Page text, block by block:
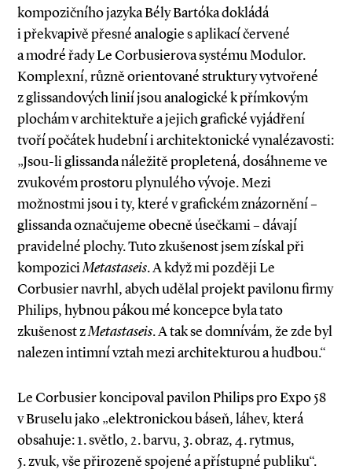
kompozičního jazyka Bély Bartóka dokládá
i překvapivě přesné analogie s aplikací červené
a modré řady Le Corbusierova systému Modulor.
Komplexní, různě orientované struktury vytvořené
z glissandových linií jsou analogické k přímkovým
plochám v architektuře a jejich grafické vyjádření
tvoří počátek hudební i architektonické vynalézavosti:
„Jsou­-li glissanda náležitě propletená, dosáhneme ve
zvukovém prostoru plynulého vývoje. Mezi
možnostmi jsou i ty, které v grafickém znázornění –
glissanda označujeme obecně úsečkami – dávají
pravidelné plochy. Tuto zkušenost jsem získal při
kompoziciMetastaseis. A když mi později Le
Corbusier navrhl, abych udělal projekt pavilonu firmy
Philips, hybnou pákou mé koncepce byla tato
zkušenost zMetastaseis. A tak se domnívám, že zde byl
nalezen intimní vztah mezi architekturou a hudbou.“
Le Corbusier koncipoval pavilon Philips pro Expo 58
v Bruselu jako „elektronickou báseň, láhev, která
obsahuje: 1. světlo, 2. barvu, 3. obraz, 4. rytmus,
5. zvuk, vše přirozeně spojené a přístupné publiku“.